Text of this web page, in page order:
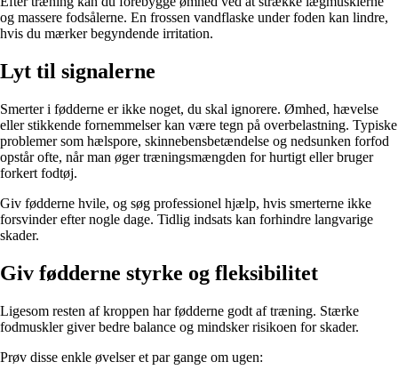
og massere fodsålerne. En frossen vandflaske under foden kan lindre,
hvis du mærker begyndende irritation.
Lyt til signalerne
Smerter i fødderne er ikke noget, du skal ignorere. Ømhed, hævelse
eller stikkende fornemmelser kan være tegn på overbelastning. Typiske
problemer som hælspore, skinnebensbetændelse og nedsunken forfod
opstår ofte, når man øger træningsmængden for hurtigt eller bruger
forkert fodtøj.
Giv fødderne hvile, og søg professionel hjælp, hvis smerterne ikke
forsvinder efter nogle dage. Tidlig indsats kan forhindre langvarige
skader.
Giv fødderne styrke og fleksibilitet
Ligesom resten af kroppen har fødderne godt af træning. Stærke
fodmuskler giver bedre balance og mindsker risikoen for skader.
Prøv disse enkle øvelser et par gange om ugen: